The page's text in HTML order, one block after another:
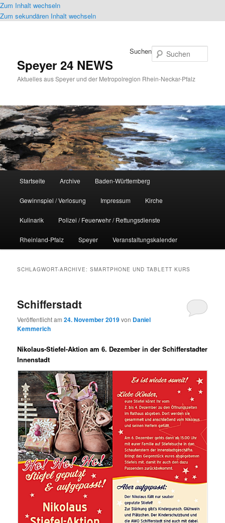
Zum Inhalt wechseln
Zum sekundären Inhalt wechseln
Speyer 24 NEWS
Aktuelles aus Speyer und der Metropolregion Rhein-Neckar-Pfalz
Suchen
Startseite Archive Baden-Württemberg
Gewinnspiel / Verlosung Impressum Kirche
Kulinarik Polizei / Feuerwehr / Rettungsdienste
Rheinland-Pfalz Speyer Veranstaltungskalender
SCHLAGWORT-ARCHIVE:SMARTPHONE UND TABLETT KURS
Schifferstadt
Veröffentlicht am24. November 2019von Daniel
Kemmerich
Nikolaus-Stiefel-Aktion am 6. Dezember in der Schifferstadter
Innenstadt